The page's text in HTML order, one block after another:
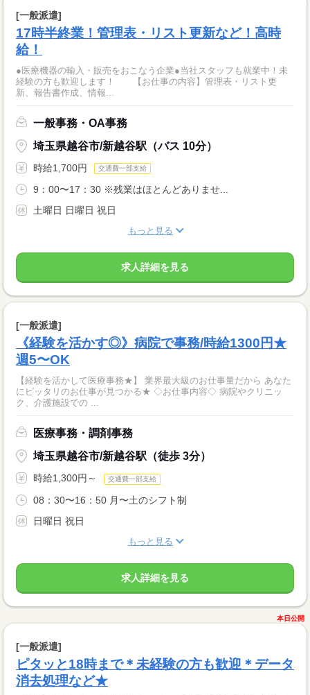
[一般派遣]
17時半終業！管理表・リスト更新など！高時
給！
●医療機器の輸入・販売をおこなう企業●当社スタッフも就業中！未
経験の方も歓迎します！ 【お仕事の内容】管理表・リスト更
新、報告書作成、情報...
一般事務・OA事務
埼玉県越谷市/新越谷駅（バス 10分）
時給1,700円 交通費一部支給
9：00〜17：30 ※残業はほとんどありませ...
土曜日 日曜日 祝日
もっと見る
求人詳細を見る
[一般派遣]
《経験を活かす◎》病院で事務/時給1300円★
週5〜OK
【経験を活かして医療事務★】 業界最大級のお仕事量だから あなた
にピッタリのお仕事が見つかる★ ◇お仕事内容◇ 病院やクリニッ
ク、介護施設での ...
医療事務・調剤事務
埼玉県越谷市/新越谷駅（徒歩 3分）
時給1,300円～ 交通費一部支給
08：30〜16：50 月〜土のシフト制
日曜日 祝日
もっと見る
求人詳細を見る
本日公開
[一般派遣]
ピタッと18時まで＊未経験の方も歓迎＊データ
消去処理など★